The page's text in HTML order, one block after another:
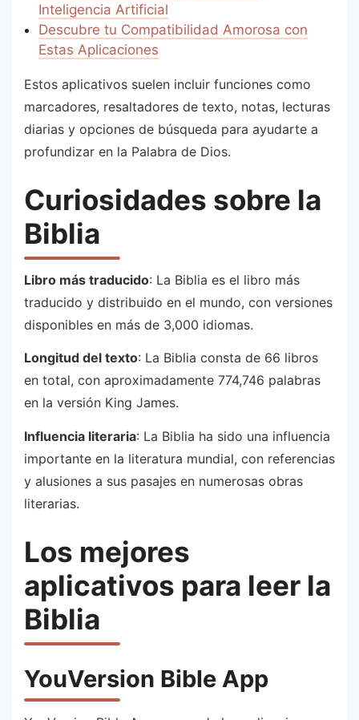
Inteligencia Artificial
Descubre tu Compatibilidad Amorosa con
Estas Aplicaciones
Estos aplicativos suelen incluir funciones como
marcadores, resaltadores de texto, notas, lecturas
diarias y opciones de búsqueda para ayudarte a
profundizar en la Palabra de Dios.
Curiosidades sobre la
Biblia
Libro más traducido: La Biblia es el libro más
traducido y distribuido en el mundo, con versiones
disponibles en más de 3,000 idiomas.
Longitud del texto: La Biblia consta de 66 libros
en total, con aproximadamente 774,746 palabras
en la versión King James.
Influencia literaria: La Biblia ha sido una influencia
importante en la literatura mundial, con referencias
y alusiones a sus pasajes en numerosas obras
literarias.
Los mejores
aplicativos para leer la
Biblia
YouVersion Bible App